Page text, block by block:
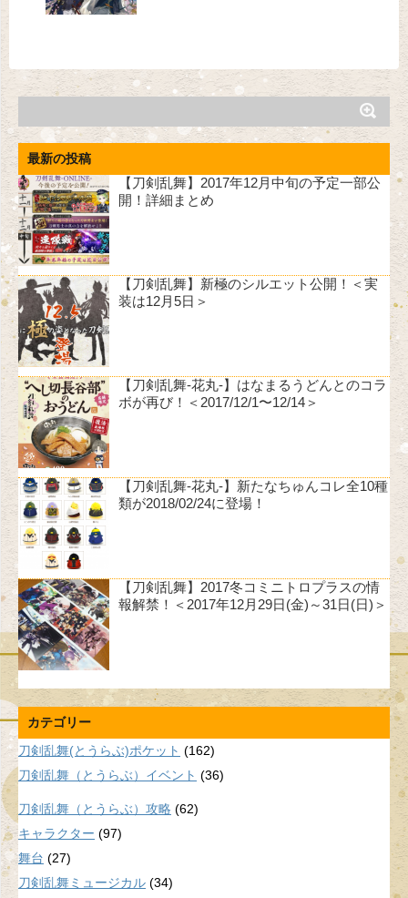
最新の投稿
【刀剣乱舞】2017年12月中旬の予定一部公
開！詳細まとめ
【刀剣乱舞】新極のシルエット公開！＜実
装は12月5日＞
【刀剣乱舞-花丸-】はなまるうどんとのコラ
ボが再び！＜2017/12/1〜12/14＞
【刀剣乱舞-花丸-】新たなちゅんコレ全10種
類が2018/02/24に登場！
【刀剣乱舞】2017冬コミニトロプラスの情
報解禁！＜2017年12月29日(金)～31日(日)＞
カテゴリー
刀剣乱舞(とうらぶ)ポケット (162)
刀剣乱舞（とうらぶ）イベント (36)
刀剣乱舞（とうらぶ）攻略 (62)
キャラクター (97)
舞台 (27)
刀剣乱舞ミュージカル (34)